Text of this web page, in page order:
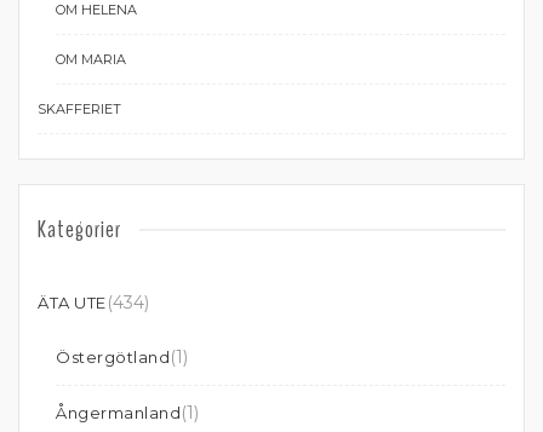
OM HELENA
OM MARIA
SKAFFERIET
Kategorier
ÄTA UTE(434)
Östergötland(1)
Ångermanland(1)